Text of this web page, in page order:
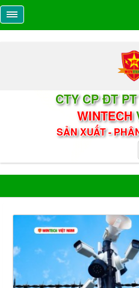
CTY CP ĐT
WINTECH
SẢN XUẤT -